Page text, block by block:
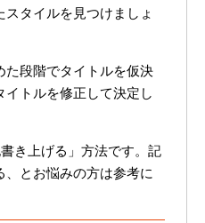
タイルを見つけましょ
た段階でタイトルを仮決
トルを修正して決定し
き上げる」方法です。記
とお悩みの方は参考に